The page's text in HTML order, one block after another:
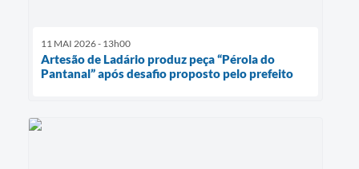
11 MAI 2026 - 13h00
Artesão de Ladário produz peça “Pérola do
Pantanal” após desafio proposto pelo prefeito